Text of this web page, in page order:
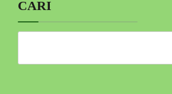
CARI